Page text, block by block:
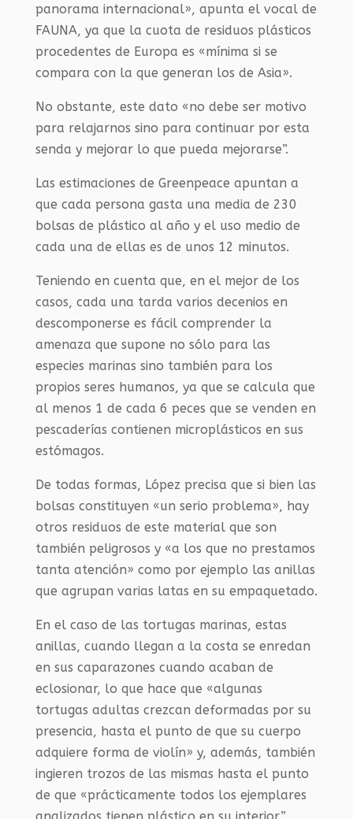
panorama internacional», apunta el vocal de
FAUNA, ya que la cuota de residuos plásticos
procedentes de Europa es «mínima si se
compara con la que generan los de Asia».
No obstante, este dato «no debe ser motivo
para relajarnos sino para continuar por esta
senda y mejorar lo que pueda mejorarse”.
Las estimaciones de Greenpeace apuntan a
que cada persona gasta una media de 230
bolsas de plástico al año y el uso medio de
cada una de ellas es de unos 12 minutos.
Teniendo en cuenta que, en el mejor de los
casos, cada una tarda varios decenios en
descomponerse es fácil comprender la
amenaza que supone no sólo para las
especies marinas sino también para los
propios seres humanos, ya que se calcula que
al menos 1 de cada 6 peces que se venden en
pescaderías contienen microplásticos en sus
estómagos.
De todas formas, López precisa que si bien las
bolsas constituyen «un serio problema», hay
otros residuos de este material que son
también peligrosos y «a los que no prestamos
tanta atención» como por ejemplo las anillas
que agrupan varias latas en su empaquetado.
En el caso de las tortugas marinas, estas
anillas, cuando llegan a la costa se enredan
en sus caparazones cuando acaban de
eclosionar, lo que hace que «algunas
tortugas adultas crezcan deformadas por su
presencia, hasta el punto de que su cuerpo
adquiere forma de violín» y, además, también
ingieren trozos de las mismas hasta el punto
de que «prácticamente todos los ejemplares